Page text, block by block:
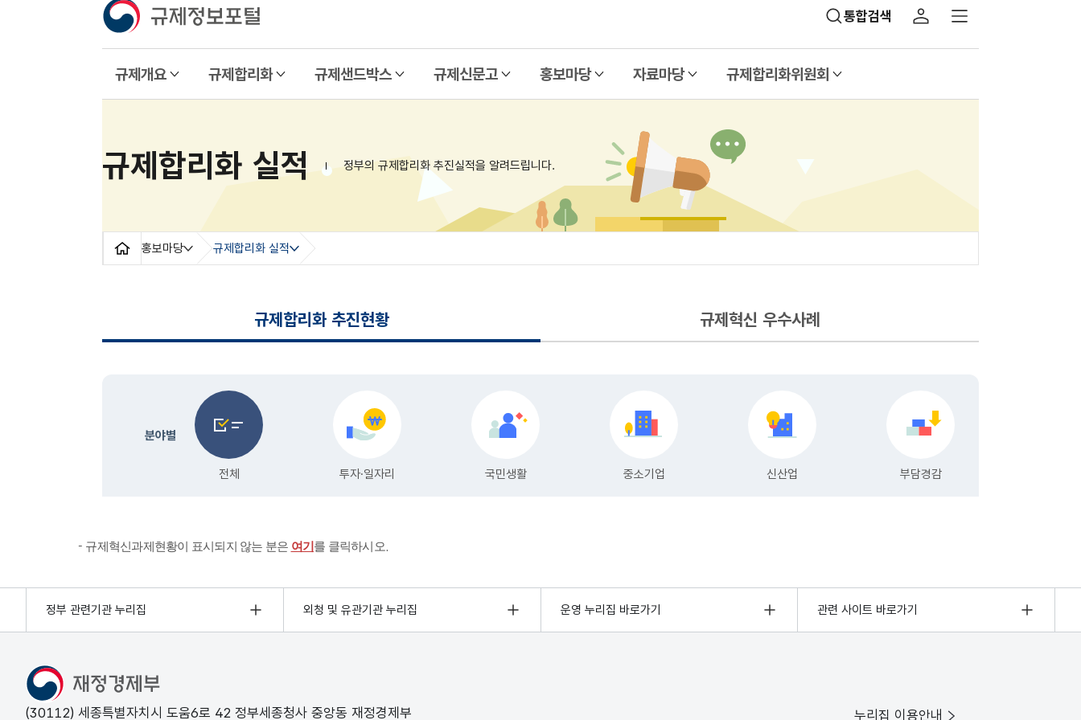
규제혁신과제현황이 표시되지 않는 분은 여기를 클릭하시오.
정부 관련기관 누리집 외청 및 유관기관 누리집 운영 누리집 바로가기 관련 사이트 바로가기
(30112) 세종특별자치시 도움6로 42 정부세종청사 중앙동 재정경제부 누리집 이용안내